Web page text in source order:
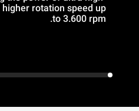
rotation speed up
to 3.600 rpm.